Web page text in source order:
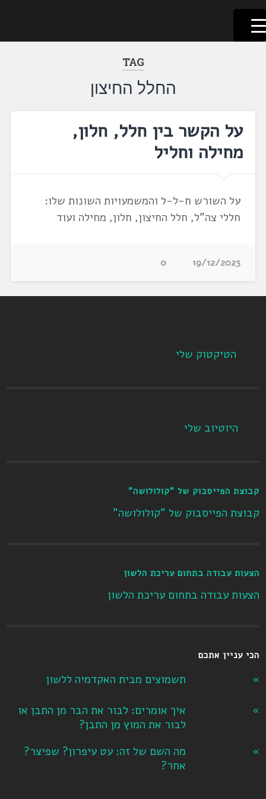
דלג
לתוכן
לשוניאדה
עברית. לשון. שפה
TAG
החלל החיצון
על הקשר בין חלל, חלון,
מחילה וחליל
על השורש ח-ל-ל והמשמעויות השונות שלו:
חללי צה"ל, חלל החיצון, חלון, מחילה ועוד
19/12/2023
0
הטיקטוק שלי
היוטיוב שלי
קבוצת הפייסבוק של "קולולושה"
קבוצת הפייסבוק של "קולולושה"
הצעות עבודה בתחום עריכת הלשון
הצעות עבודה בתחום עריכת הלשון
הכי עניין אתכם
תשמוצים מבית האקדמיה ללשון
איך אומרים: לבור את הבר מן התבן או
לבור את המוץ מן התבן?
מה השם של זה: עט עיפרון? שפיצר?
אחר?